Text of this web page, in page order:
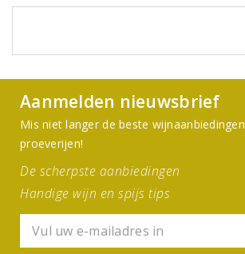
Aanmelden nieuwsbrief
Mis niet langer de beste
proeverijen!
De scherpste aanbiedingen
Handige wijn en spijs tips